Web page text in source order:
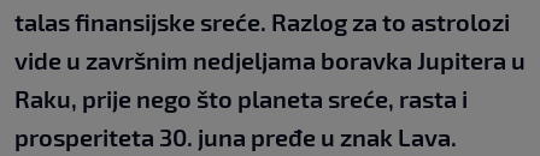
talas finansijske sreće. Razlog za to astrolozi
vide u završnim nedjeljama boravka Jupitera u
Raku, prije nego što planeta sreće, rasta i
prosperiteta 30. juna pređe u znak Lava.